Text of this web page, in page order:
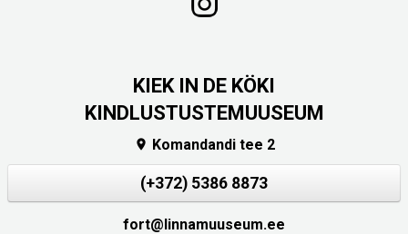
KIEK IN DE KÖKI
KINDLUSTUSTEMUUSEUM
 Komandandi tee 2
(+372) 5386 8873
fort@linnamuuseum.ee